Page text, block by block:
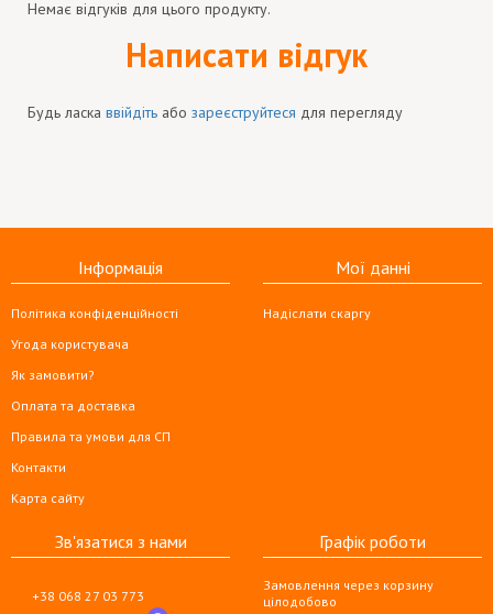
Немає відгуків для цього продукту.
Написати відгук
Будь ласка ввійдіть або зареєструйтеся для перегляду
Інформація
Політика конфіденційності
Угода користувача
Як замовити?
Оплата та доставка
Правила та умови для СП
Контакти
Карта сайту
Мої данні
Надіслати скаргу
Зв'язатися з нами
+38 068 27 03 773
Графік роботи
Замовлення через корзину
цілодобово